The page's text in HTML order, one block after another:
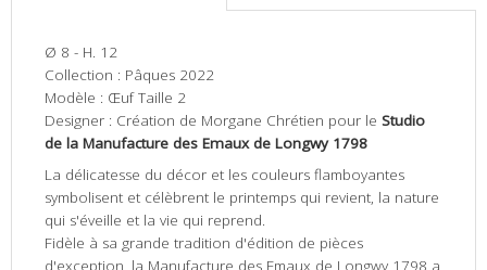
Ø 8 - H. 12
Collection : Pâques 2022
Modèle : ŒufTaille 2
Designer : Création de Morgane Chrétien pour le Studio
de la Manufacture des Emaux de Longwy 1798
La délicatesse du décor et les couleurs flamboyantes
symbolisent et célèbrent le printemps qui revient, la nature
qui s'éveille et la vie qui reprend.
Fidèle à sa grande tradition d'édition de pièces
d'exception, la Manufacture des Emaux de Longwy 1798 a